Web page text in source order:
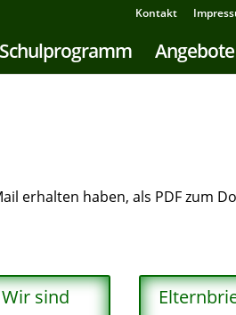
Kontakt
Schulprogramm Angebote
erhalten haben, als PDF zum
sind